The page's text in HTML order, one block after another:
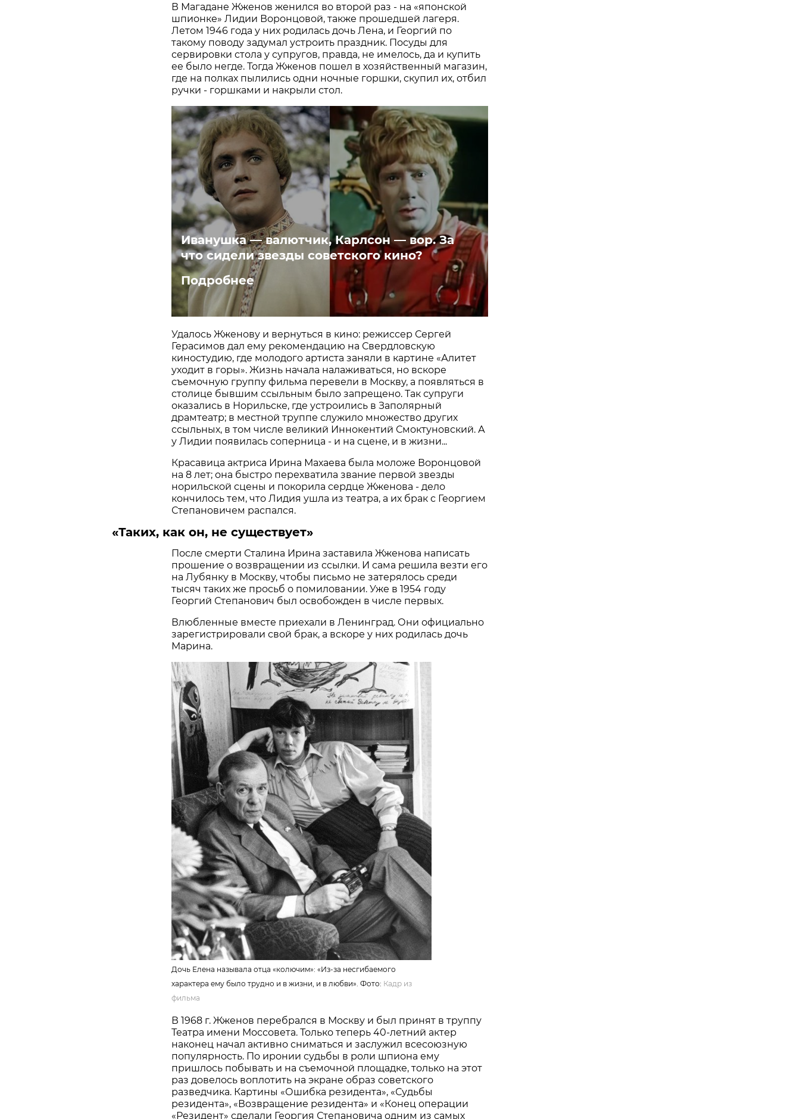
В Магадане Жженов женился во второй раз - на «японской
шпионке» Лидии Воронцовой, также прошедшей лагеря.
Летом 1946 года у них родилась дочь Лена, и Георгий по
такому поводу задумал устроить праздник. Посуды для
сервировки стола у супругов, правда, не имелось, да и купить
ее было негде. Тогда Жженов пошел в хозяйственный магазин,
где на полках пылились одни ночные горшки, скупил их, отбил
ручки - горшками и накрыли стол.
Иванушка — валютчик, Карлсон — вор. За
что сидели звезды советского кино?
Подробнее
Удалось Жженову и вернуться в кино: режиссер Сергей
Герасимов дал ему рекомендацию на Свердловскую
киностудию, где молодого артиста заняли в картине «Алитет
уходит в горы». Жизнь начала налаживаться, но вскоре
съемочную группу фильма перевели в Москву, а появляться в
столице бывшим ссыльным было запрещено. Так супруги
оказались в Норильске, где устроились в Заполярный
драмтеатр; в местной труппе служило множество других
ссыльных, в том числе великий Иннокентий Смоктуновский. А
у Лидии появилась соперница - и на сцене, и в жизни...
Красавица актриса Ирина Махаева была моложе Воронцовой
на 8 лет; она быстро перехватила звание первой звезды
норильской сцены и покорила сердце Жженова - дело
кончилось тем, что Лидия ушла из театра, а их брак с Георгием
Степановичем распался.
«Таких, как он, не существует»
После смерти Сталина Ирина заставила Жженова написать
прошение о возвращении из ссылки. И сама решила везти его
на Лубянку в Москву, чтобы письмо не затерялось среди
тысяч таких же просьб о помиловании. Уже в 1954 году
Георгий Степанович был освобожден в числе первых.
Влюбленные вместе приехали в Ленинград. Они официально
зарегистрировали свой брак, а вскоре у них родилась дочь
Марина.
Дочь Елена называла отца «колючим»: «Из-за несгибаемого
характера ему было трудно и в жизни, и в любви». Фото: Кадр из
фильма
В 1968 г. Жженов перебрался в Москву и был принят в труппу
Театра имени Моссовета. Только теперь 40-летний актер
наконец начал активно сниматься и заслужил всесоюзную
популярность. По иронии судьбы в роли шпиона ему
пришлось побывать и на съемочной площадке, только на этот
раз довелось воплотить на экране образ советского
разведчика. Картины «Ошибка резидента», «Судьбы
резидента», «Возвращение резидента» и «Конец операции
«Резидент» сделали Георгия Степановича одним из самых